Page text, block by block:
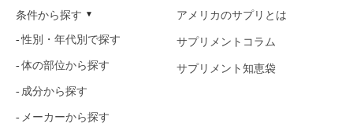
条件から探す
性別・年代別で探す
体の部位から探す
成分から探す
メーカーから探す
アメリカのサプリとは
サプリメントコラム
サプリメント知恵袋